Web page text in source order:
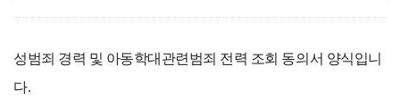
성범죄 경력 및 아동학대관련범죄 전력 조회 동의서 양식입니
다.